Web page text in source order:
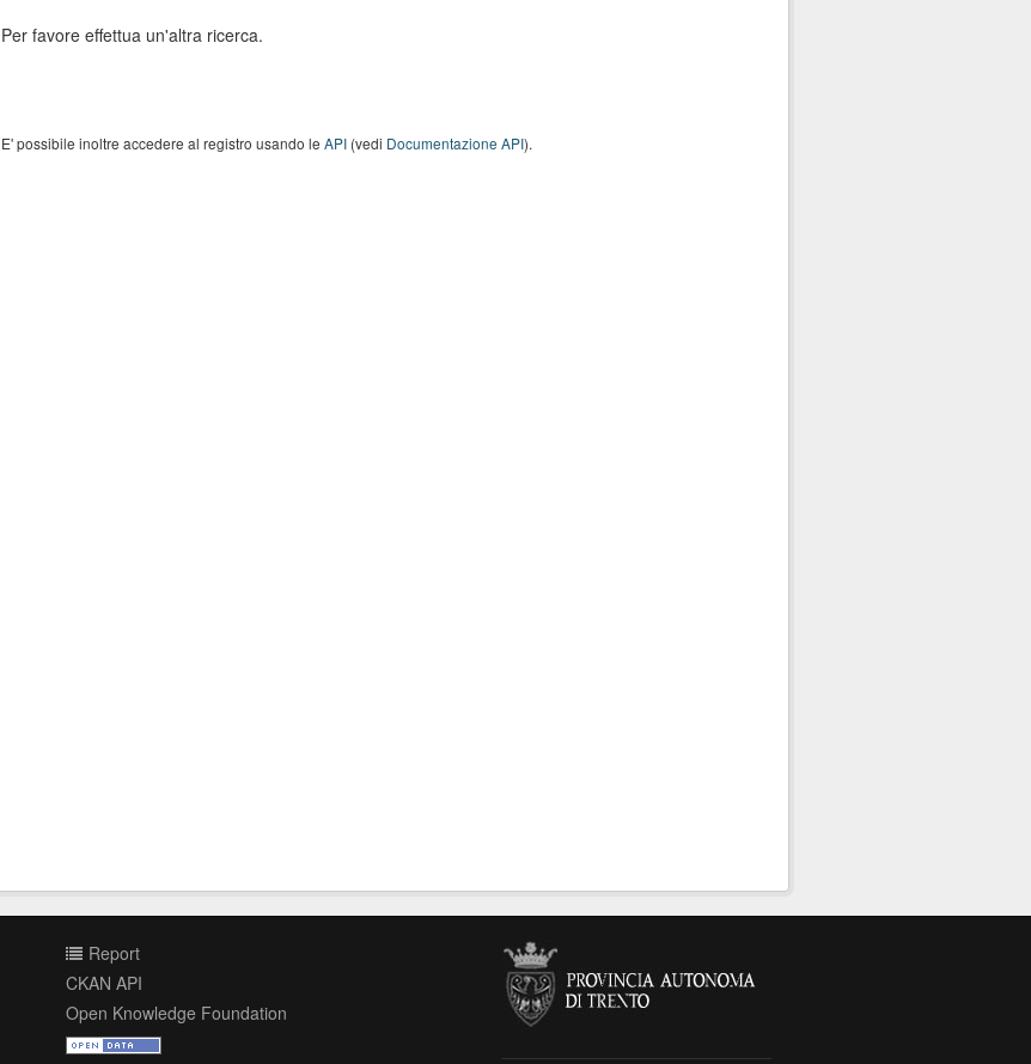
Per favore effettua un'altra ricerca.
E' possibile inoltre accedere al registro usando le API(vedi Documentazione API).
Report
CKAN API
Open Knowledge Foundation